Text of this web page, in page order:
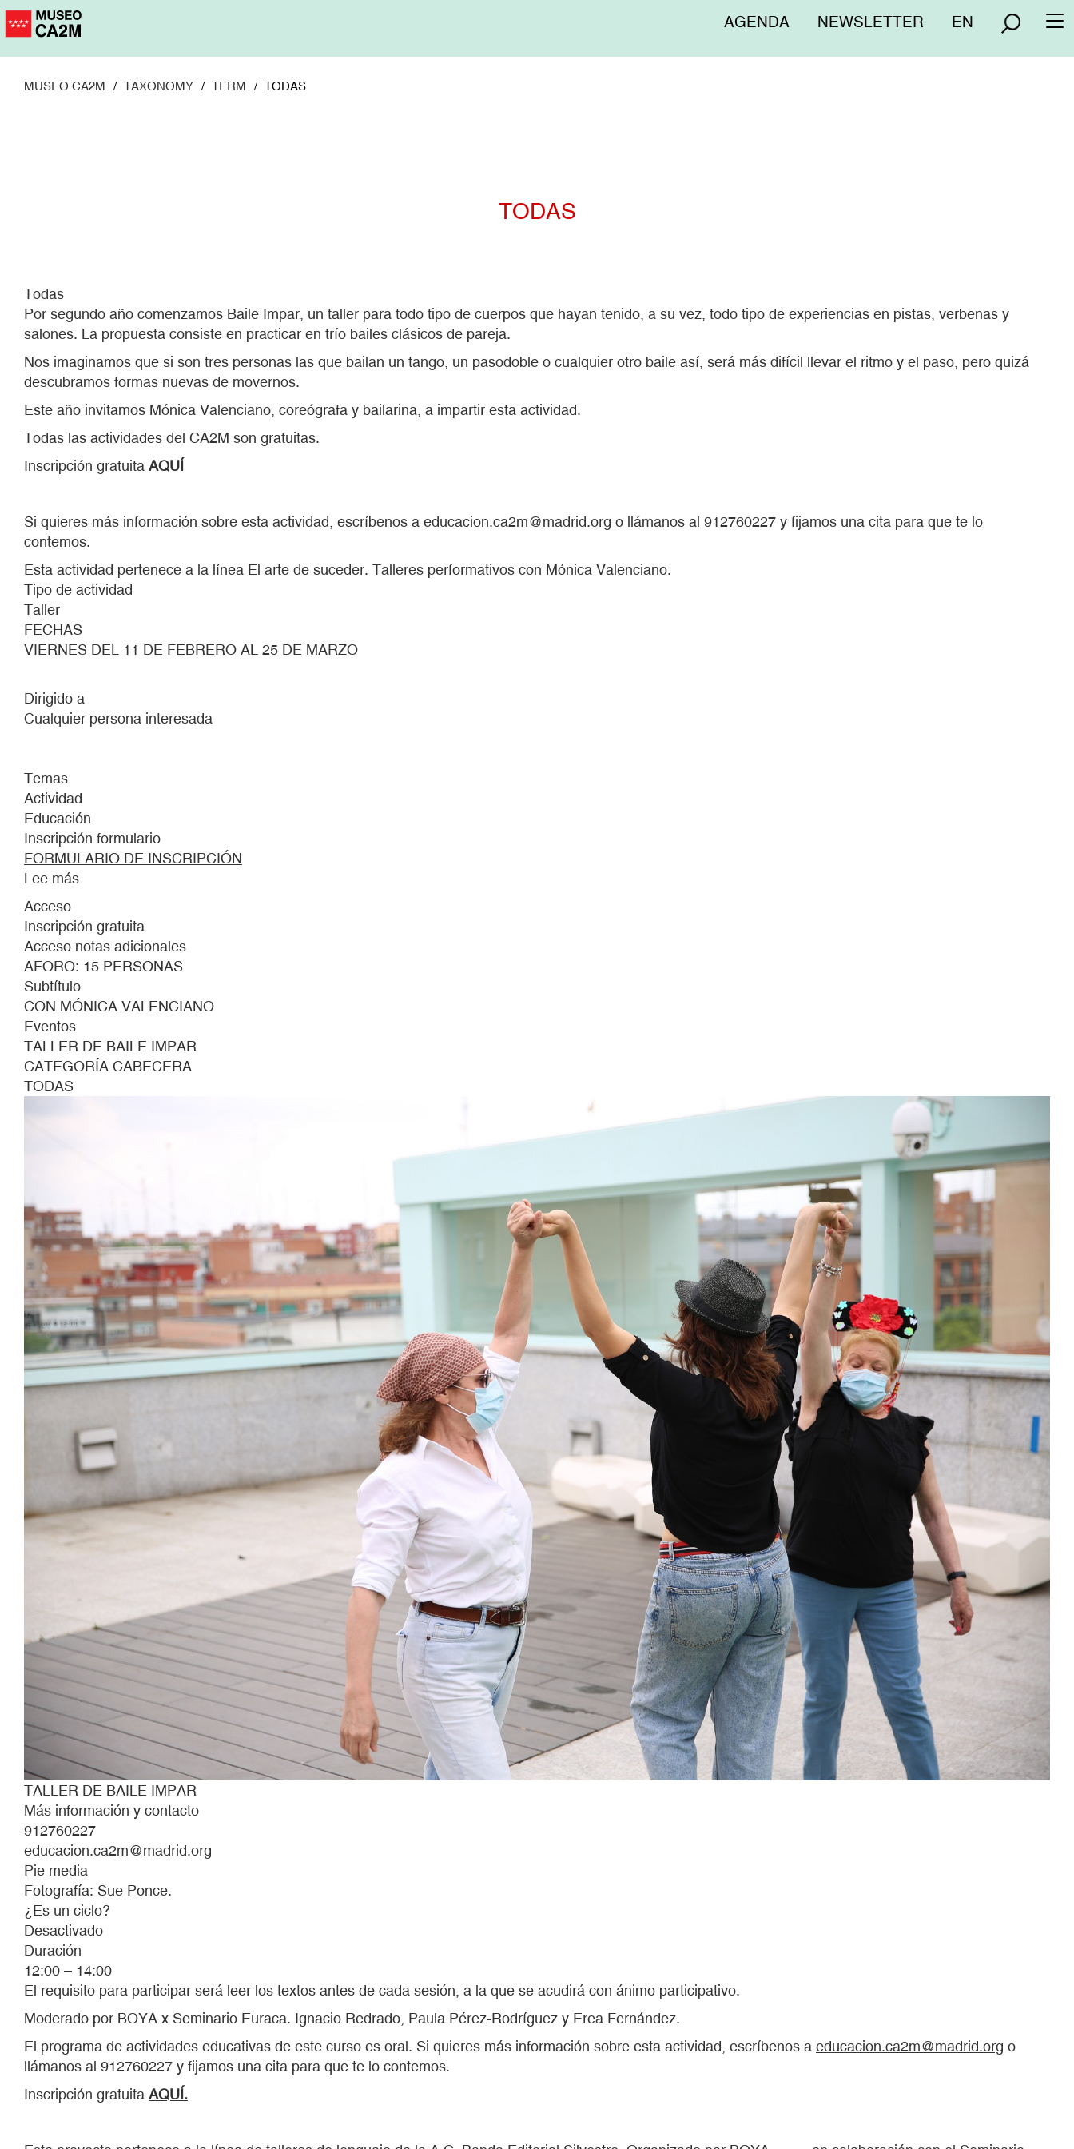
Pasar
Menú
AGENDA NEWSLETTER EN
MUSEO CA2M TAXONOMY TERM TODAS
TODAS
Todas
Por segundo año comenzamos Baile Impar, un taller para todo tipo de cuerpos que hayan tenido, a su vez, todo tipo de experiencias en pistas, verbenas y
salones. La propuesta consiste en practicar en trío bailes clásicos de pareja.
Nos imaginamos que si son tres personas las que bailan un tango, un pasodoble o cualquier otro baile así, será más difícil llevar el ritmo y el paso, pero quizá
descubramos formas nuevas de movernos.
Este año invitamos Mónica Valenciano, coreógrafa y bailarina, a impartir esta actividad.
Todas las actividades del CA2M son gratuitas.
Inscripción gratuita AQUÍ
Si quieres más información sobre esta actividad, escríbenos a educacion.ca2m@madrid.org o llámanos al 912760227 y fijamos una cita para que te lo
contemos.
Esta actividad pertenece a la línea El arte de suceder. Talleres performativos con Mónica Valenciano.
Tipo de actividad
Taller
FECHAS
VIERNES DEL 11 DE FEBRERO AL 25 DE MARZO
Dirigido a
Cualquier persona interesada
Temas
Actividad
Educación
Inscripción formulario
FORMULARIO DE INSCRIPCIÓN
Lee más
DE
BAILE
IMPAR
Acceso
Inscripción gratuita
Acceso notas adicionales
AFORO: 15 PERSONAS
Subtítulo
CON MÓNICA VALENCIANO
Eventos
TALLER DE BAILE IMPAR
CATEGORÍA CABECERA
TODAS
TALLER DE BAILE IMPAR
Más información y contacto
912760227
educacion.ca2m@madrid.org
Pie media
Fotografía: Sue Ponce.
¿Es un ciclo?
Desactivado
Duración
12:00 – 14:00
El requisito para participar será leer los textos antes de cada sesión, a la que se acudirá con ánimo participativo.
Moderado por BOYA x Seminario Euraca. Ignacio Redrado, Paula Pérez-Rodríguez y Erea Fernández.
El programa de actividades educativas de este curso es oral. Si quieres más información sobre esta actividad, escríbenos a educacion.ca2m@madrid.org o
llámanos al 912760227 y fijamos una cita para que te lo contemos.
Inscripción gratuita AQUÍ.